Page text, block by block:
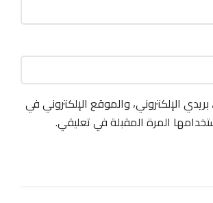
الإلكتروني، والموقع الإلكتروني في
المرة المقبلة في تعليقي.